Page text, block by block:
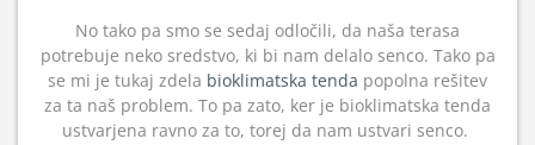
No tako pa smo se sedaj odločili, da naša terasa
potrebuje neko sredstvo, ki bi nam delalo senco. Tako pa
se mi je tukaj zdela bioklimatska tenda popolna rešitev
za ta naš problem. To pa zato, ker je bioklimatska tenda
ustvarjena ravno za to, torej da nam ustvari senco.